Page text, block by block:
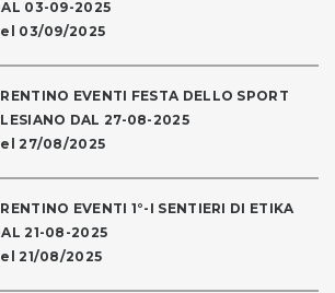
03-09-2025
03/09/2025
EVENTI FESTA DELLO SPORT
DAL 27-08-2025
27/08/2025
EVENTI 1°-I SENTIERI DI ETIKA
21-08-2025
21/08/2025